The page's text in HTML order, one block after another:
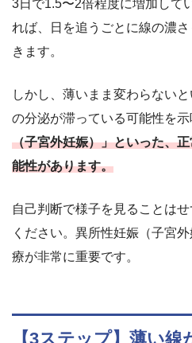
3日で1.5〜2倍程度に増加して
れば、日を追うごとに線の濃
きます。
しかし、薄いまま変わらないと
の分泌が滞っている可能性を示
（子宮外妊娠）」といった、
能性があります。
自己判断で様子を見ることは
ください。異所性妊娠（子宮
療が非常に重要です。
【3ステップ】薄い